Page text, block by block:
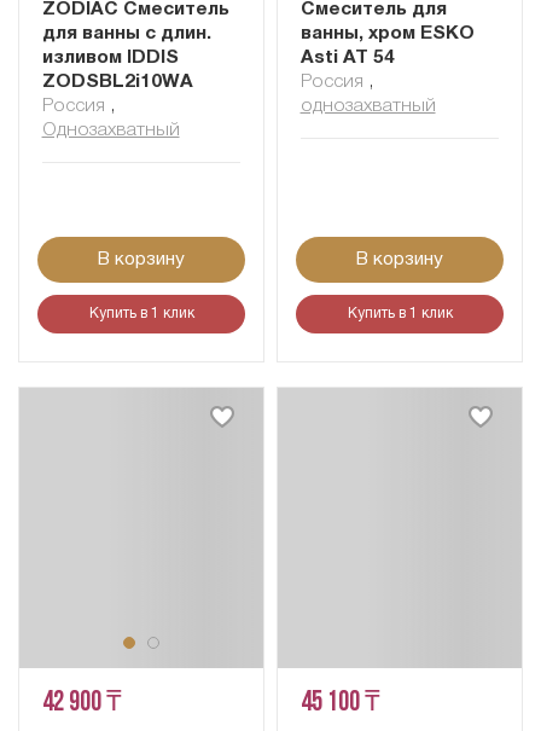
ZODIAC Смеситель
для ванны с длин.
изливом IDDIS
ZODSBL2i10WA
Россия ,
Однозахватный
В корзину
Купить в 1 клик
Смеситель для
ванны, хром ESKO
Asti AT 54
Россия ,
однозахватный
В корзину
Купить в 1 клик
42 900 ₸ 45 100 ₸